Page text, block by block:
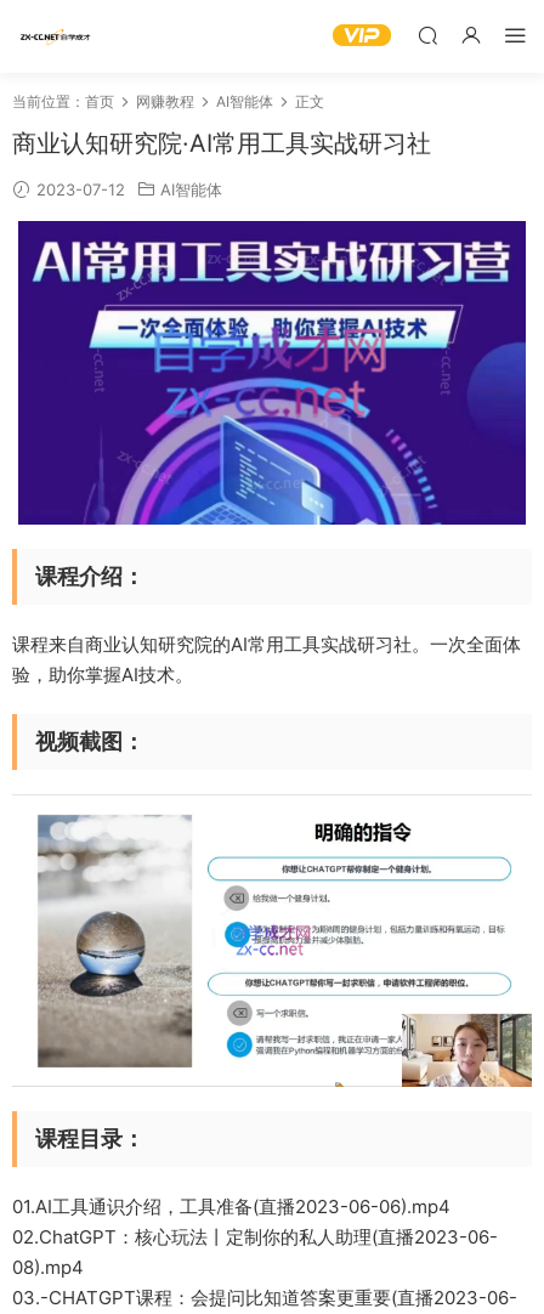
当前位置： 首页 网赚教程 AI智能体 正文
商业认知研究院·AI常用工具实战研习社
2023-07-12 AI智能体
课程介绍：
课程来自商业认知研究院的AI常用工具实战研习社。一次全面体
验，助你掌握AI技术。
视频截图：
课程目录：
01.AI工具通识介绍，工具准备(直播2023-06-06).mp4
02.ChatGPT：核心玩法丨定制你的私人助理(直播2023-06-
08).mp4
03.-CHATGPT课程：会提问比知道答案更重要(直播2023-06-